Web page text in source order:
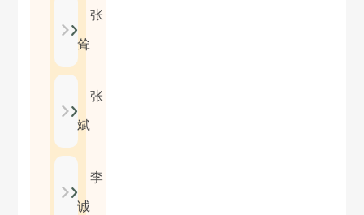
张
耸
张
斌
李
诚